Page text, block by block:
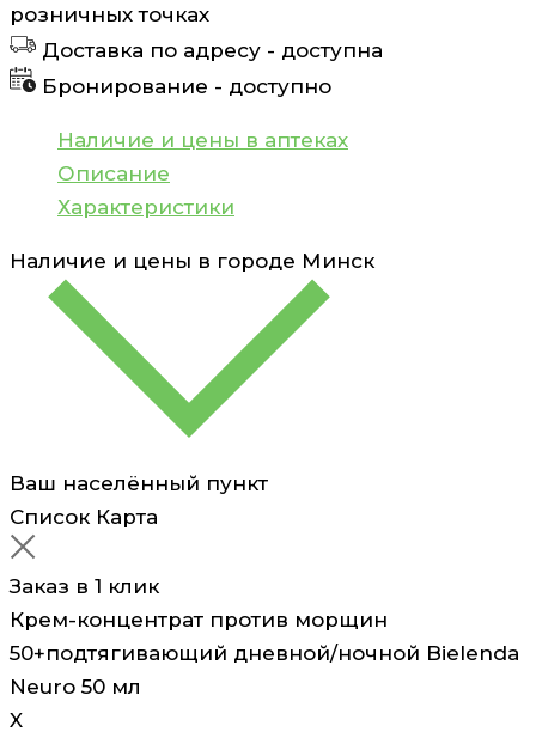
против
морщин
50+подтягивающий
дневной/
ночной
Bielenda
50
розничных точках
Доставка по адресу - доступна
Бронирование - доступно
Наличие и цены в аптеках
Описание
Характеристики
Наличие и цены в городе Минск
Ваш населённый пункт
Список Карта
Заказ в 1 клик
Крем-концентрат против морщин
50+подтягивающий дневной/ночной Bielenda
Neuro 50 мл
X